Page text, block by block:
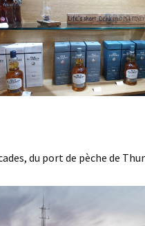
du port de pèche de